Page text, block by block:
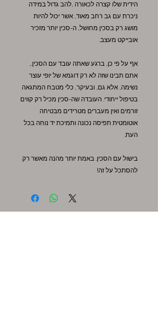
הידית שלו קצרה לכאורה ,להב גדול במידה
ניכרת עם גב רחב מאוד, אשר יכול להיות
מושג רק בסכין מחושל, ה-סכין יותר מזכיר
אובייקט מעצב.
אף על פי כן, ברגע שאתה עובד עם הסכין.,
אתם תבינו שזה לא רק דוגמא של יופי עוצר
נשימה, אלא גם, ובעיקר, כלי מטבח המתגאה
בטיפול ייחודי. העובדה שה-סכין מכיל רק קווים
זורמים ואין מעברים מטרידים מבטיחה
אוטומטית תפיסה נכונה ותמיכת יד נוחה בכל
העת.
בישול עם הסכין. באמת יותר מהנה מאשר רק
להסתכל על זה!